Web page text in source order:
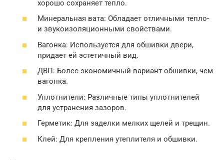
хорошо сохраняет тепло.
Минеральная вата: Обладает отличными тепло-
и звукоизоляционными свойствами.
Вагонка: Используется для обшивки двери,
придает ей эстетичный вид.
ДВП: Более экономичный вариант обшивки, чем
вагонка.
Уплотнители: Различные типы уплотнителей
для устранения зазоров.
Герметик: Для заделки мелких щелей и трещин.
Клей: Для крепления утеплителя и обшивки.